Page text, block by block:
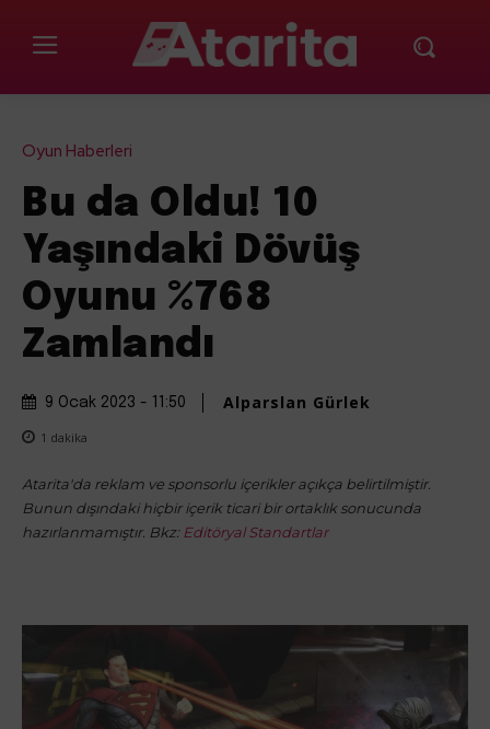
Oyun Haberleri
Bu da Oldu! 10
Yaşındaki Dövüş
Oyunu %768
Zamlandı
9 Ocak 2023 - 11:50 Alparslan Gürlek
1 dakika
Atarita'da reklam ve sponsorlu içerikler açıkça belirtilmiştir.
Bunun dışındaki hiçbir içerik ticari bir ortaklık sonucunda
hazırlanmamıştır. Bkz: Editöryal Standartlar